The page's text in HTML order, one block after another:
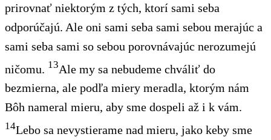
prirovnať niektorým z tých, ktorí sami seba
odporúčajú. Ale oni sami seba sami sebou merajúc a
sami seba sami so sebou porovnávajúc nerozumejú
ničomu.
13Ale my sa nebudeme chváliť do
bezmierna, ale podľa miery meradla, ktorým nám
Bôh nameral mieru, aby sme dospeli až i k vám.
14Lebo sa nevystierame nad mieru, jako keby sme